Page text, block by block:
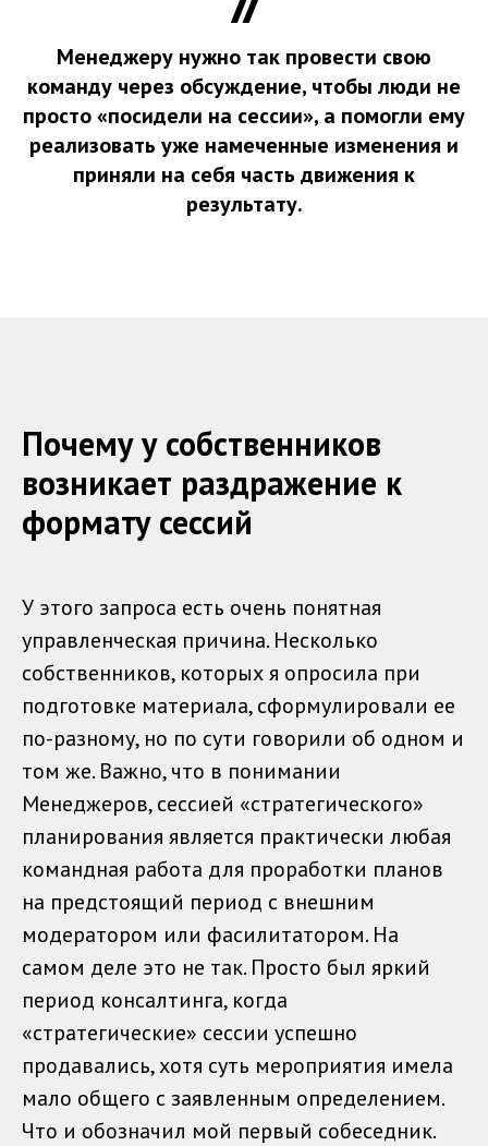
Менеджеру нужно так провести свою
команду через обсуждение, чтобы люди не
просто «посидели на сессии», а помогли ему
реализовать уже намеченные изменения и
приняли на себя часть движения к
результату.
Почему у собственников
возникает раздражение к
формату сессий
У этого запроса есть очень понятная
управленческая причина. Несколько
собственников, которых я опросила при
подготовке материала, сформулировали ее
по-разному, но по сути говорили об одном и
том же. Важно, что в понимании
Менеджеров, сессией «стратегического»
планирования является практически любая
командная работа для проработки планов
на предстоящий период с внешним
модератором или фасилитатором. На
самом деле это не так. Просто был яркий
период консалтинга, когда
«стратегические» сессии успешно
продавались, хотя суть мероприятия имела
мало общего с заявленным определением.
Что и обозначил мой первый собеседник.